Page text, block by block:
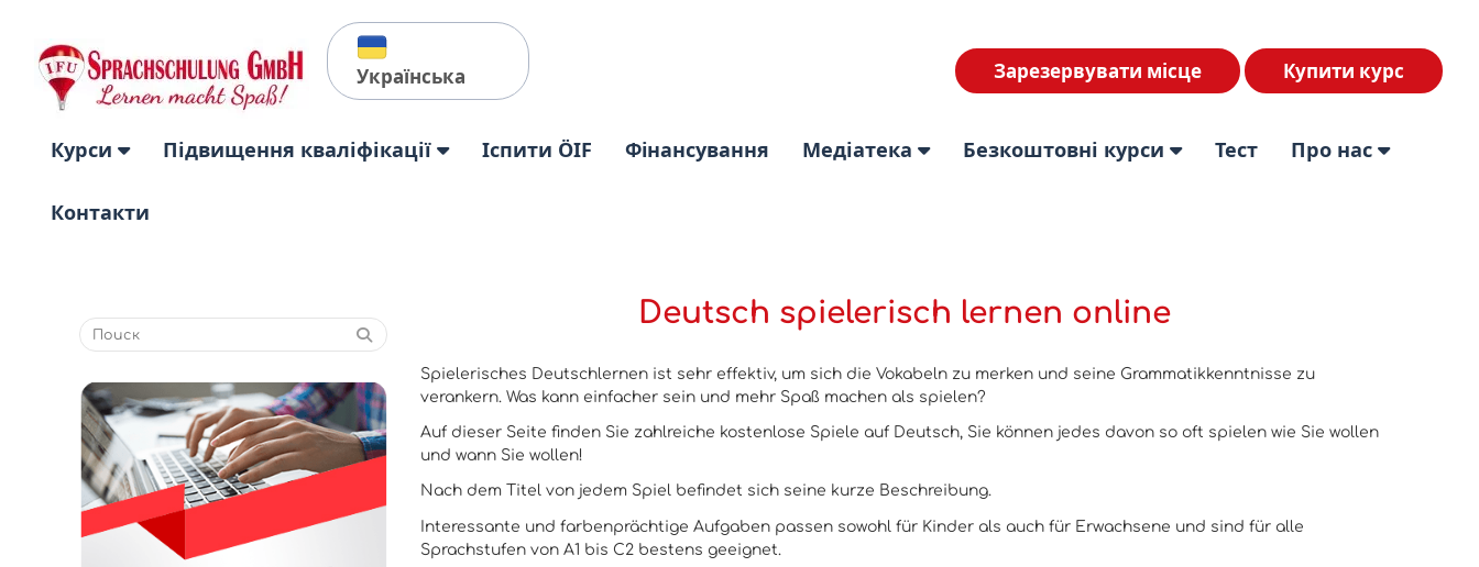
Українська Купити курс
Зарезервувати місце
Курси Підвищення кваліфікації Іспити ÖIF Фінансування Медіатека Безкоштовні курси Тест Про нас
Контакти
Deutsch spielerisch lernen online
Spielerisches Deutschlernen ist sehr effektiv, um sich die Vokabeln zu merken und seine Grammatikkenntnisse zu
verankern. Was kann einfacher sein und mehr Spaß machen als spielen?
Auf dieser Seite finden Sie zahlreiche kostenlose Spiele auf Deutsch, Sie können jedes davon so oft spielen wie Sie wollen
und wann Sie wollen!
Nach dem Titel von jedem Spiel befindet sich seine kurze Beschreibung.
Interessante und farbenprächtige Aufgaben passen sowohl für Kinder als auch für Erwachsene und sind für alle
Sprachstufen von A1 bis C2 bestens geeignet.